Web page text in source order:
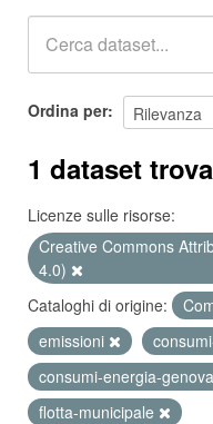
Ordina per
1 dataset
Licenze sulle risorse:
Creative Commons
4.0)
Cataloghi di origine:
emissioni
consumi-energia-
flotta-municipale